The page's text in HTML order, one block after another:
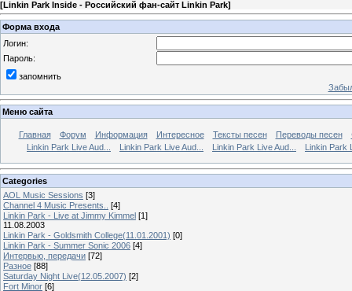
[Linkin Park Inside - Российский фан-сайт Linkin Park]
Форма входа
Логин:
Пароль:
запомнить
Меню сайта
Главная Форум Информация Интересное Тексты песен Переводы песен
Linkin Park Live Aud...
Linkin Park Live Aud... Linkin Park Live Aud... Linkin Park
Categories
AOL Music Sessions [3]
Channel 4 Music Presents..
[4]
Linkin Park - Live at Jimmy Kimmel [1]
11.08.2003
Linkin Park - Goldsmith College(11.01.2001) [0]
Linkin Park - Summer Sonic 2006 [4]
Интервью, передачи [72]
Разное [88]
Saturday Night Live(12.05.2007) [2]
Fort Minor [6]